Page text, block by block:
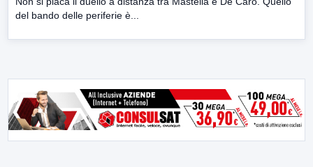
del bando delle periferie è...